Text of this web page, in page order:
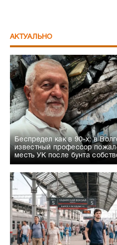
АКТУАЛЬНО
Беспредел как в 90-х: в
известный профессор
месть УК после бунта